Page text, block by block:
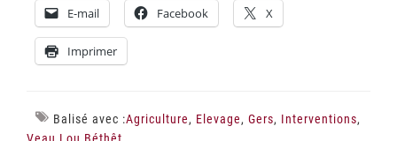
E-mail Facebook X
Imprimer
Balisé avec :Agriculture, Elevage, Gers, Interventions,